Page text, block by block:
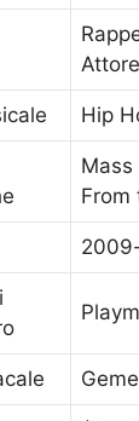
Attore
Hip
Mass
From